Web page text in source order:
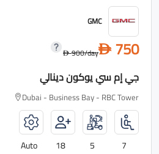
GMC
D 750
D900/day
جي إم سي يوكون دينالي
Dubai - Business Bay - RBC Tower
7
5
18
Auto